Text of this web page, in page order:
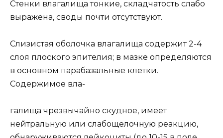
Стенки влагалища тонкие, складчатость слабо
выражена, своды почти отсутствуют.
Слизистая оболочка влагалища содержит 2-4
слоя плоского эпителия; в мазке определяются
в основном парабазальные клетки.
Содержимое вла-
галища чрезвычайно скудное, имеет
нейтральную или слабощелочную реакцию,